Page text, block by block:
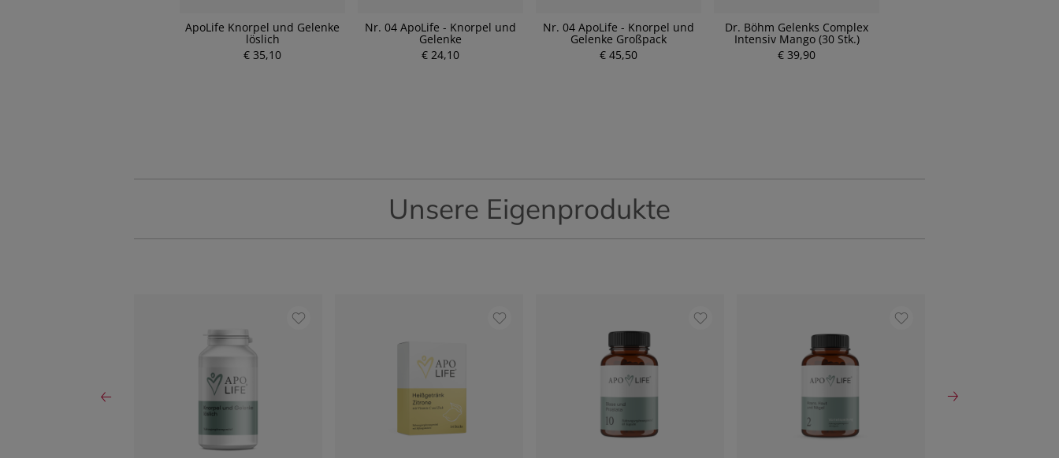
ApoLife Knorpel und Gelenke
löslich
€ 35,10
Nr. 04 ApoLife - Knorpel und
Gelenke
€ 24,10
Nr. 04 ApoLife - Knorpel und
Gelenke Großpack
€ 45,50
Dr. Böhm Gelenks Complex
Intensiv Mango (30 Stk.)
€ 39,90
Unsere Eigenprodukte